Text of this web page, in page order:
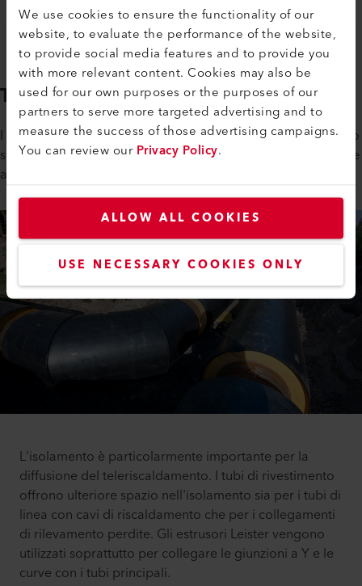
We use cookies to ensure the functionality of our
website, to evaluate the performance of the website,
to provide social media features and to provide you
with more relevant content. Cookies may also be
used for our own purposes or the purposes of our
partners to serve more targeted advertising and to
measure the success of those advertising campaigns.
You can review ourPrivacy Policy.
ALLOW ALL COOKIES
USE NECESSARY COOKIES ONLY
permanente e solido grazie agli estrusori manuali
Leister.
Tubi di rivestimento
I tubi in acciaio, isolati con schiuma e rivestiti in plastica, sono
spesso utilizzati come tubi di trasporto per liquidi e gas come
acqua, olio e prodotti chimici.
L'isolamento è particolarmente importante per la
diffusione del teleriscaldamento. I tubi di rivestimento
offrono ulteriore spazio nell'isolamento sia per i tubi di
linea con cavi di riscaldamento che per i collegamenti
di rilevamento perdite. Gli estrusori Leister vengono
utilizzati soprattutto per collegare le giunzioni a Y e le
curve con i tubi principali.